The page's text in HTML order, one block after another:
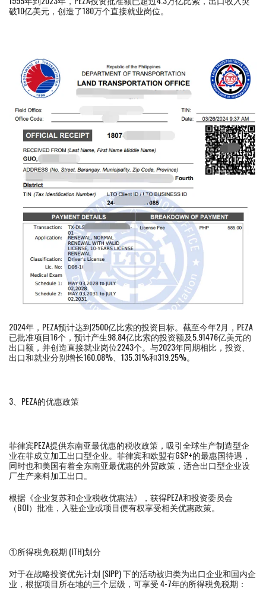
破10亿美元，创造了180万个直接就业岗位。
2024年，PEZA预计达到2500亿比索的投资目标。截至今年2月，PEZA
已批准项目16个，预计产生98.84亿比索的投资额及5.91476亿美元的
出口额，并创造直接就业岗位2243个。与2023年同期相比，投资、
出口和就业分别增长160.08%、135.31%和319.25%。
3、PEZA的优惠政策
菲律宾PEZA提供东南亚最优惠的税收政策，吸引全球生产制造型企
业在菲成立加工出口型企业。菲律宾和欧盟有GSP+的最惠国待遇，
同时也和美国有着全东南亚最优惠的外贸政策，适合出口型企业设
厂生产来料加工出口。
根据《企业复苏和企业税收优惠法》，获得PEZA和投资委员会
（BOI）批准，入驻企业或项目便有权享受相关优惠政策。
①所得税免税期 (ITH)划分
对于在战略投资优先计划 (SIPP) 下的活动被归类为出口企业和国内企
业，根据项目所在地的三个层级，可享受 4-7年的所得税免税期：